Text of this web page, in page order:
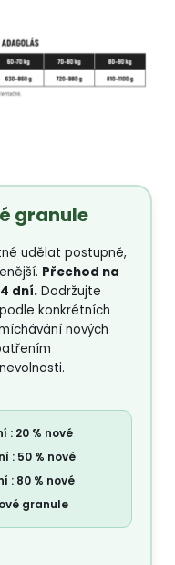
granule
udělat postupně,
Přechod na
dní. Dodržujte
konkrétních
nových
: 20 % nové
: 50 % nové
: 80 % nové
granule